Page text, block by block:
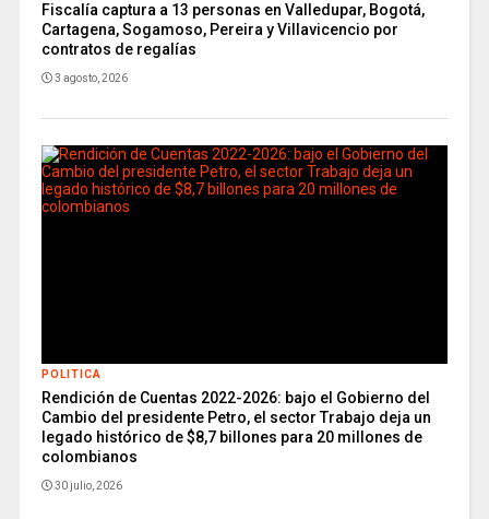
Fiscalía captura a 13 personas en Valledupar, Bogotá,
Cartagena, Sogamoso, Pereira y Villavicencio por
contratos de regalías
3 agosto, 2026
POLITICA
Rendición de Cuentas 2022-2026: bajo el Gobierno del
Cambio del presidente Petro, el sector Trabajo deja un
legado histórico de $8,7 billones para 20 millones de
colombianos
30 julio, 2026